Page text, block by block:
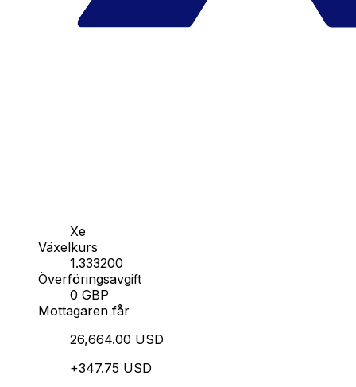
Xe
Växelkurs
1.333200
Överföringsavgift
0 GBP
Mottagaren får
26,664.00 USD
+347.75 USD